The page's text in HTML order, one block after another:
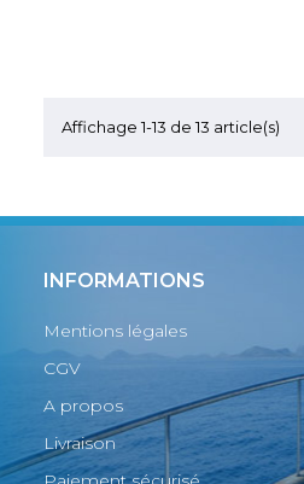
Affichage 1-13 de 13 article(s)
INFORMATIONS
Mentions légales
CGV
A propos
Livraison